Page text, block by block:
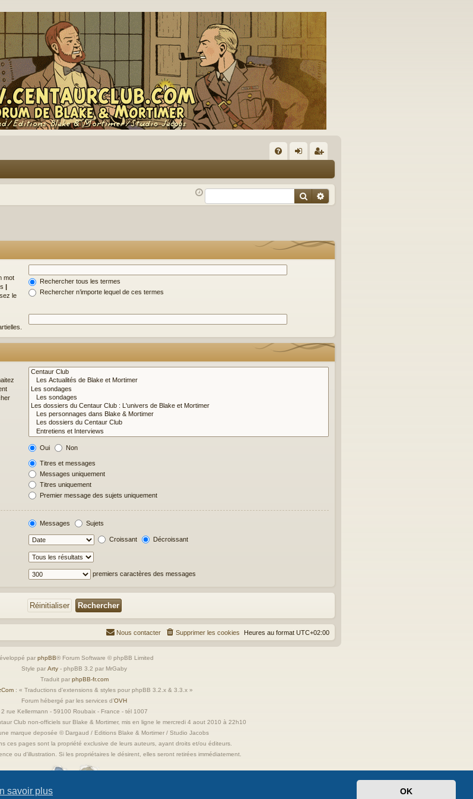
savoir plus OK
Q ne
xi
nr
eg
re
r
Rechercher
Recherche avancée
mot
|
le
Rechercher tous les termes
Rechercher n’importe lequel de ces termes
Oui Non
Titres et messages
Messages uniquement
Titres uniquement
Premier message des sujets uniquement
Messages Sujets
Croissant Décroissant
premiers caractères des messages
Heures au format UTC+02:00
Supprimer les cookies
Nous contacter
par phpBB® Forum Software © phpBB Limited
Style par Arty - phpBB 3.2 par MrGaby
Traduit par phpBB-fr.com
: « Traductions d'extensions & styles pour phpBB 3.2.x & 3.3.x »
Forum hébergé par les services d’OVH
2 rue Kellermann - 59100 Roubaix - France - tél 1007
Club non-officiels sur Blake & Mortimer, mis en ligne le mercredi 4 aout 2010 à 22h10
marque deposée © Dargaud / Editions Blake & Mortimer / Studio Jacobs
ces pages sont la propriété exclusive de leurs auteurs, ayant droits et/ou éditeurs.
ou d'illustration. Si les propriétaires le désirent, elles seront retirées immédiatement.
Confidentialité